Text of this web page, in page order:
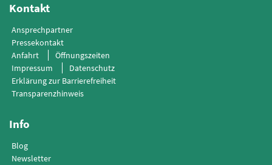
Kontakt
Ansprechpartner
Pressekontakt
Anfahrt
Öffnungszeiten
Impressum
Datenschutz
Erklärung zur Barrierefreiheit
Transparenzhinweis
Info
Blog
Newsletter